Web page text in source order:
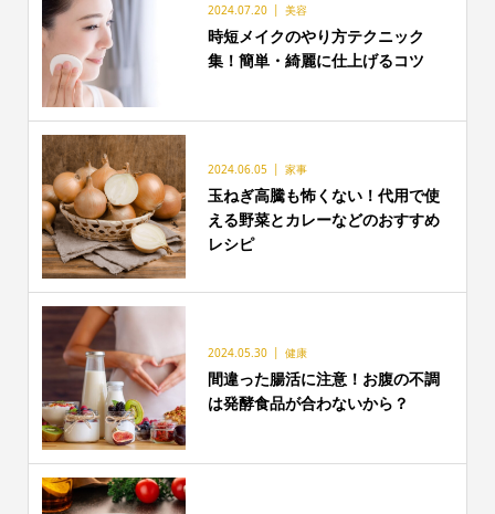
2024.07.20 美容
時短メイクのやり方テクニック
集！簡単・綺麗に仕上げるコツ
2024.06.05 家事
玉ねぎ高騰も怖くない！代用で使
える野菜とカレーなどのおすすめ
レシピ
2024.05.30 健康
間違った腸活に注意！お腹の不調
は発酵食品が合わないから？